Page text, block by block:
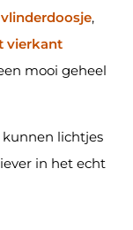
,
vierkant
mooi geheel
lichtjes
in het echt